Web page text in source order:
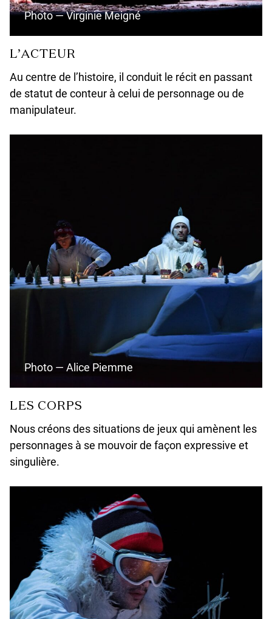
Photo — Virginie Meigné
L’ACTEUR
Au centre de l’histoire, il conduit le récit en passant
de statut de conteur à celui de personnage ou de
manipulateur.
Photo — Alice Piemme
LES CORPS
Nous créons des situations de jeux qui amènent les
personnages à se mouvoir de façon expressive et
singulière.